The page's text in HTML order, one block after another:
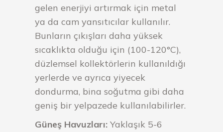
gelen enerjiyi artırmak için metal
ya da cam yansıtıcılar kullanılır.
Bunların çıkışları daha yüksek
sıcaklıkta olduğu için (100-120°C),
düzlemsel kollektörlerin kullanıldığı
yerlerde ve ayrıca yiyecek
dondurma, bina soğutma gibi daha
geniş bir yelpazede kullanılabilirler.
Güneş Havuzları: Yaklaşık 5-6